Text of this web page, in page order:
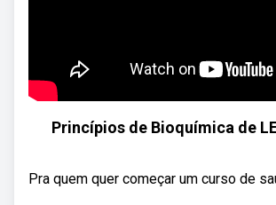
Princípios de Bioquímica de
Pra quem quer começar um curso de